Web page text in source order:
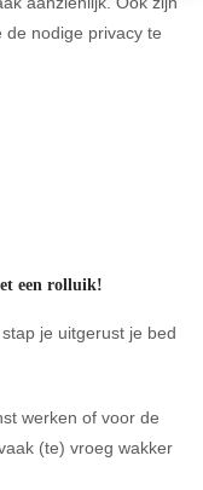
de nodige privacy te
een rolluik!
je uitgerust je bed
werken of voor de
(te) vroeg wakker